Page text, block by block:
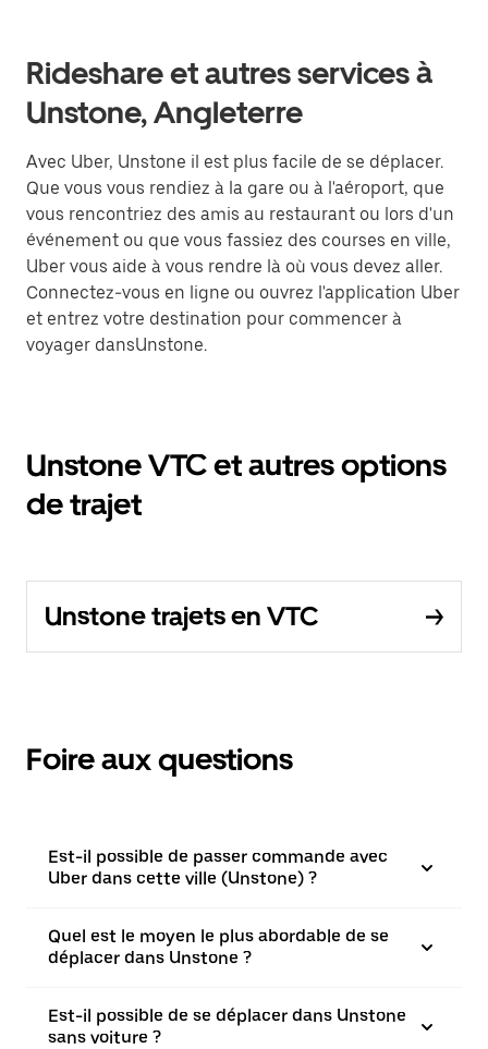
Rideshare et autres services à
Unstone, Angleterre
Avec Uber, Unstone il est plus facile de se déplacer.
Que vous vous rendiez à la gare ou à l'aéroport, que
vous rencontriez des amis au restaurant ou lors d'un
événement ou que vous fassiez des courses en ville,
Uber vous aide à vous rendre là où vous devez aller.
Connectez-vous en ligne ou ouvrez l'application Uber
et entrez votre destination pour commencer à
voyager dansUnstone.
Unstone VTC et autres options
de trajet
Unstone trajets en VTC
Foire aux questions
Est-il possible de passer commande avec
Uber dans cette ville (Unstone) ?
Quel est le moyen le plus abordable de se
déplacer dans Unstone ?
Est-il possible de se déplacer dans Unstone
sans voiture ?